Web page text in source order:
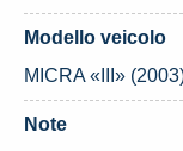
Modello veicolo
MICRA «III»
Note